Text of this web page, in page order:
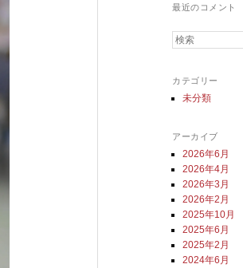
最近のコメント
検索
カテゴリー
未分類
アーカイブ
2026年6月
2026年4月
2026年3月
2026年2月
2025年10月
2025年6月
2025年2月
2024年6月